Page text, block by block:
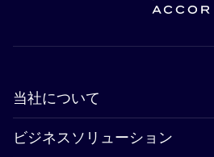
当社について
ビジネスソリューション